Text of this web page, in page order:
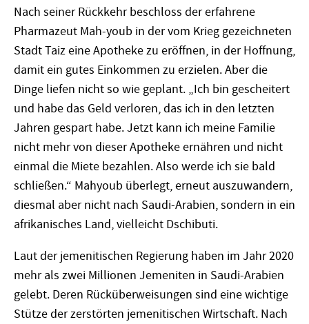
Nach seiner Rückkehr beschloss der erfahrene
Pharmazeut Mah-youb in der vom Krieg gezeichneten
Stadt Taiz eine Apotheke zu eröffnen, in der Hoffnung,
damit ein gutes Einkommen zu erzielen. Aber die
Dinge liefen nicht so wie geplant. „Ich bin gescheitert
und habe das Geld verloren, das ich in den letzten
Jahren gespart habe. Jetzt kann ich meine Familie
nicht mehr von dieser Apotheke ernähren und nicht
einmal die Miete bezahlen. Also werde ich sie bald
schließen.“ Mahyoub überlegt, erneut auszuwandern,
diesmal aber nicht nach Saudi-Arabien, sondern in ein
afrikanisches Land, vielleicht Dschibuti.
Laut der jemenitischen Regierung haben im Jahr 2020
mehr als zwei Millionen Jemeniten in Saudi-Arabien
gelebt. Deren Rücküberweisungen sind eine wichtige
Stütze der zerstörten jemenitischen Wirtschaft. Nach